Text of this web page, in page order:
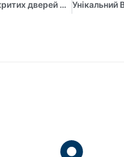
День відкритих дверей Міжрегіонального управління Національного агентства України з питань державної служби в Сумській та Харківській областях